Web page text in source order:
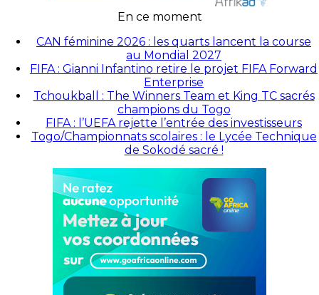
En ce moment
CAN féminine 2026 : les quarts lancent la course
au Mondial 2027
FIFA : Gianni Infantino retire le projet FIFA Forward
Enterprise
Tchoukball : The Winners Team et King TC sacrés
champions du Togo
FIFA : l’UEFA rejette l’entrée des investisseurs
Togo/Championnats scolaires : le Lycée Technique
de Sokodé sacré !